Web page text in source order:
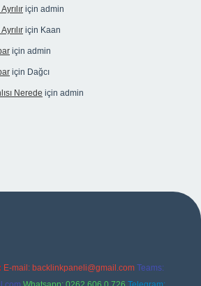
için admin
için Kaan
için admin
için Dağcı
Nerede için admin
E-mail: backlinkpaneli@gmail.com Teams: